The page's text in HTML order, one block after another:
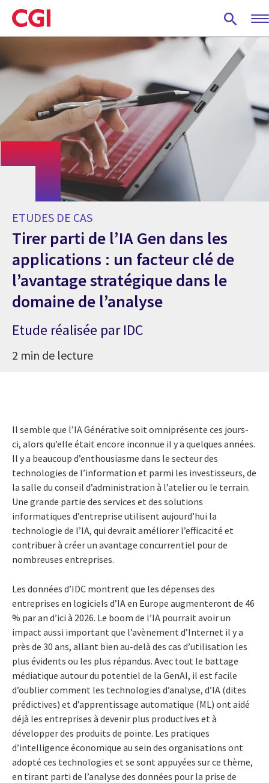
Skip
to
main
ETUDES DE CAS
Tirer parti de l’IA Gen dans les
applications : un facteur clé de
l’avantage stratégique dans le
domaine de l’analyse
Etude réalisée par IDC
2 min de lecture
Il semble que l’IA Générative soit omniprésente ces jours-
ci, alors qu’elle était encore inconnue il y a quelques années.
Il y a beaucoup d’enthousiasme dans le secteur des
technologies de l’information et parmi les investisseurs, de
la salle du conseil d’administration à l’atelier ou le terrain.
Une grande partie des services et des solutions
informatiques d’entreprise utilisent aujourd’hui la
technologie de l’IA, qui devrait améliorer l’efficacité et
contribuer à créer un avantage concurrentiel pour de
nombreuses entreprises.
Les données d’IDC montrent que les dépenses des
entreprises en logiciels d’IA en Europe augmenteront de 46
% par an d’ici à 2026. Le boom de l’IA pourrait avoir un
impact aussi important que l’avènement d’Internet il y a
près de 30 ans, allant bien au-delà des cas d’utilisation les
plus évidents ou les plus répandus. Avec tout le battage
médiatique autour du potentiel de la GenAI, il est facile
d’oublier comment les technologies d’analyse, d’IA (dites
prédictives) et d’apprentissage automatique (ML) ont aidé
déjà les entreprises à devenir plus productives et à
développer des produits de pointe. Les pratiques
d’intelligence économique au sein des organisations ont
adopté ces technologies et se sont appuyées sur ce thème,
en tirant parti de l’analyse des données pour la prise de